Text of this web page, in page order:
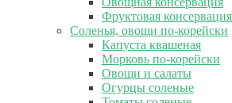
Фруктовая консервация
Соленья, овощи по-корейски
Капуста квашеная
Морковь по-корейски
Овощи и салаты
Огурцы соленые